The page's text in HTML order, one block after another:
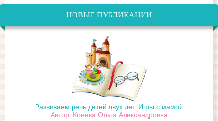
НОВЫЕ ПУБЛИКАЦИИ
Развиваем речь детей двух лет. Игры с мамой
Автор: Конева Ольга Александровна